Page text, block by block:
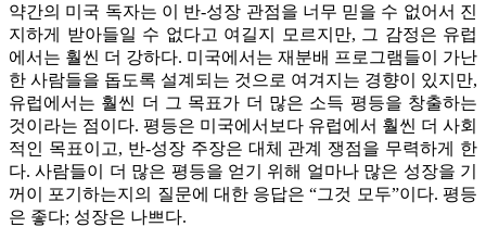
약간의 미국 독자는 이 반-성장 관점을 너무 믿을 수 없어서 진
지하게 받아들일 수 없다고 여길지 모르지만, 그 감정은 유럽
에서는 훨씬 더 강하다. 미국에서는 재분배 프로그램들이 가난
한 사람들을 돕도록 설계되는 것으로 여겨지는 경향이 있지만,
유럽에서는 훨씬 더 그 목표가 더 많은 소득 평등을 창출하는
것이라는 점이다. 평등은 미국에서보다 유럽에서 훨씬 더 사회
적인 목표이고, 반-성장 주장은 대체 관계 쟁점을 무력하게 한
다. 사람들이 더 많은 평등을 얻기 위해 얼마나 많은 성장을 기
꺼이 포기하는지의 질문에 대한 응답은 “그것 모두”이다. 평등
은 좋다; 성장은 나쁘다.